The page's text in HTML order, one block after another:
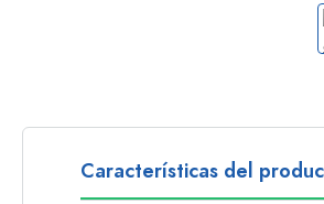
Características del